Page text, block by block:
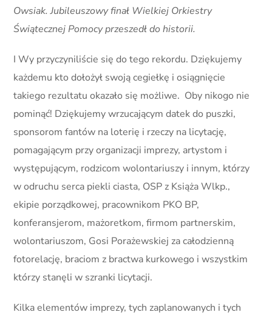
Owsiak. Jubileuszowy finał Wielkiej Orkiestry
Świątecznej Pomocy przeszedł do historii.
I Wy przyczyniliście się do tego rekordu. Dziękujemy
każdemu kto dołożył swoją cegiełkę i osiągnięcie
takiego rezultatu okazało się możliwe. Oby nikogo nie
pominąć! Dziękujemy wrzucającym datek do puszki,
sponsorom fantów na loterię i rzeczy na licytację,
pomagającym przy organizacji imprezy, artystom i
występującym, rodzicom wolontariuszy i innym, którzy
w odruchu serca piekli ciasta, OSP z Książa Wlkp.,
ekipie porządkowej, pracownikom PKO BP,
konferansjerom, mażoretkom, firmom partnerskim,
wolontariuszom, Gosi Porażewskiej za całodzienną
fotorelację, braciom z bractwa kurkowego i wszystkim
którzy stanęli w szranki licytacji.
Kilka elementów imprezy, tych zaplanowanych i tych